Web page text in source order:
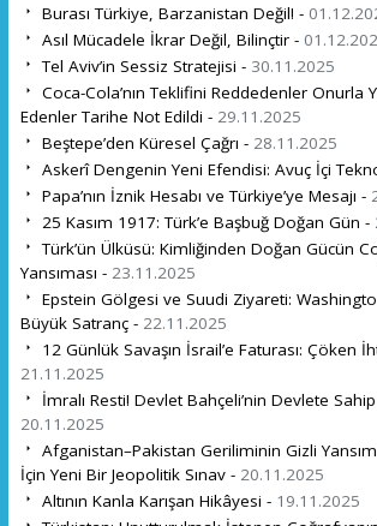
Burası Türkiye, Barzanistan Değil! -
Asıl Mücadele İkrar Değil, Bilinçtir -
Tel Aviv’in Sessiz Stratejisi - 30.11.2025
Coca-Cola’nın Teklifini Reddedenler Onurla
Edenler Tarihe Not Edildi - 29.11.2025
Beştepe’den Küresel Çağrı - 28.11.2025
Askerî Dengenin Yeni Efendisi: Avuç İçi
Papa’nın İznik Hesabı ve Türkiye’ye Mesajı -
25 Kasım 1917: Türk’e Başbuğ Doğan Gün -
Türk’ün Ülküsü: Kimliğinden Doğan Gücün
Yansıması - 23.11.2025
Epstein Gölgesi ve Suudi Ziyareti:
Büyük Satranç - 22.11.2025
12 Günlük Savaşın İsrail’e Faturası: Çöken
21.11.2025
İmralı Resti! Devlet Bahçeli’nin Devlete Sahip
20.11.2025
Afganistan–Pakistan Geriliminin Gizli
İçin Yeni Bir Jeopolitik Sınav - 20.11.2025
Altının Kanla Karışan Hikâyesi - 19.11.2025